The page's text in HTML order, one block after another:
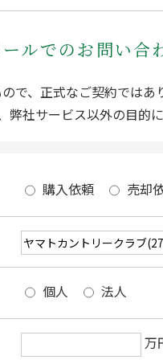
ールでのお問い合
で、正式なご契約ではあ
弊社サービス以外の目的
購入依頼 売却
個人 法人
万